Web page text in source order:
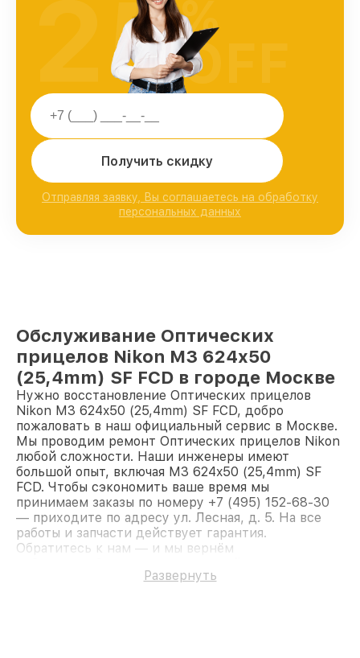
Получить скидку
Отправляя заявку, Вы соглашаетесь на обработку
персональных данных
25%
OFF
Обслуживание Оптических
прицелов Nikon M3 624x50
(25,4mm) SF FCD в городе Москве
Нужно восстановление Оптических прицелов
Nikon M3 624x50 (25,4mm) SF FCD, добро
пожаловать в наш официальный сервис в Москве.
Мы проводим ремонт Оптических прицелов Nikon
любой сложности. Наши инженеры имеют
большой опыт, включая M3 624x50 (25,4mm) SF
FCD. Чтобы сэкономить ваше время мы
принимаем заказы по номеру +7 (495) 152-68-30
— приходите по адресу ул. Лесная, д. 5. На все
работы и запчасти действует гарантия.
Обратитесь к нам — и мы вернём
Развернуть